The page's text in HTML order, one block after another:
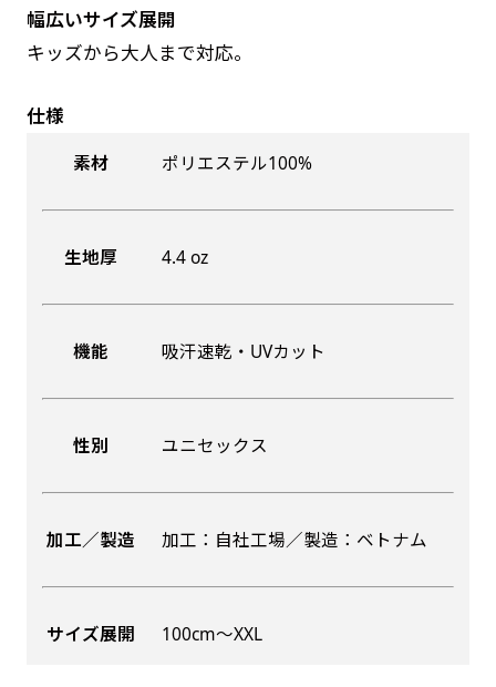
幅広いサイズ展開
キッズから大人まで対応。
仕様
素材 ポリエステル100%
生地厚 4.4 oz
機能 吸汗速乾・UVカット
性別 ユニセックス
加工／製造 加工：自社工場／製造：ベトナム
サイズ展開 100cm〜XXL